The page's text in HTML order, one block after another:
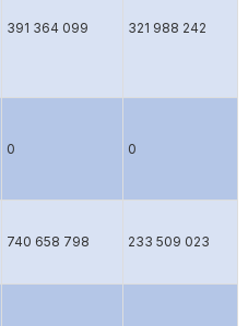
391 364 099 321 988 242
0 0
740 658 798 233 509 023